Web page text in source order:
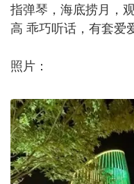
指弹琴，海底捞月，
高 乖巧听话，有套爱
照片：